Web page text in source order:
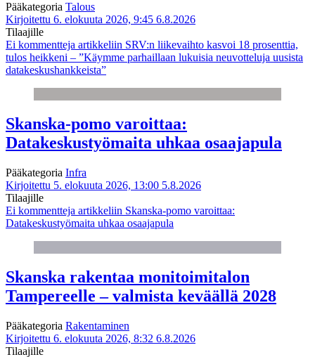
Pääkategoria Talous
Kirjoitettu 6. elokuuta 2026, 9:45 6.8.2026
Tilaajille
Ei kommentteja artikkeliin SRV:n liikevaihto kasvoi 18 prosenttia,
tulos heikkeni – ”Käymme parhaillaan lukuisia neuvotteluja uusista
datakeskushankkeista”
Skanska-pomo varoittaa:
Datakeskustyömaita uhkaa osaajapula
Pääkategoria Infra
Kirjoitettu 5. elokuuta 2026, 13:00 5.8.2026
Tilaajille
Ei kommentteja artikkeliin Skanska-pomo varoittaa:
Datakeskustyömaita uhkaa osaajapula
Skanska rakentaa monitoimitalon
Tampereelle – valmista keväällä 2028
Pääkategoria Rakentaminen
Kirjoitettu 6. elokuuta 2026, 8:32 6.8.2026
Tilaajille